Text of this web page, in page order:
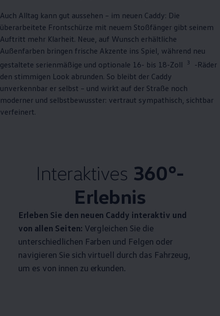
Auch Alltag kann gut aussehen – im neuen Caddy: Die
überarbeitete Frontschürze mit neuem Stoßfänger gibt seinem
Auftritt mehr Klarheit. Neue, auf Wunsch erhältliche
Außenfarben bringen frische Akzente ins Spiel, während neu
gestaltete serienmäßige und optionale 16- bis 18-Zoll
3
-Räder
den stimmigen Look abrunden. So bleibt der Caddy
unverkennbar er selbst – und wirkt auf der Straße noch
moderner und selbstbewusster: vertraut sympathisch, sichtbar
verfeinert.
Interaktives 360°-
Erlebnis
Erleben Sie den neuen Caddy interaktiv und
von allen Seiten: Vergleichen Sie die
unterschiedlichen Farben und Felgen oder
navigieren Sie sich virtuell durch das Fahrzeug,
um es von innen zu erkunden.